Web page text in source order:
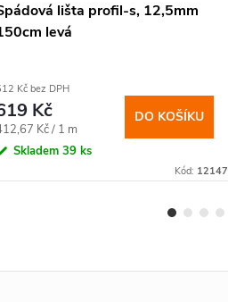
lišta profil-s, 12,5mm
levá
Kč bez DPH
Kč
Kč / 1 m
Skladem 39 ks
DO KOŠÍKU
Kód: 12147